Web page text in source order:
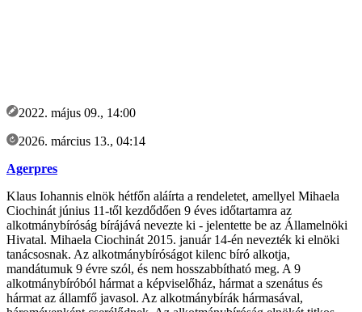
2022. május 09., 14:00
2026. március 13., 04:14
Agerpres
Klaus Iohannis elnök hétfőn aláírta a rendeletet, amellyel Mihaela
Ciochinát június 11-től kezdődően 9 éves időtartamra az
alkotmánybíróság bírájává nevezte ki - jelentette be az Államelnöki
Hivatal. Mihaela Ciochinát 2015. január 14-én nevezték ki elnöki
tanácsosnak. Az alkotmánybíróságot kilenc bíró alkotja,
mandátumuk 9 évre szól, és nem hosszabbítható meg. A 9
alkotmánybíróból hármat a képviselőház, hármat a szenátus és
hármat az államfő javasol. Az alkotmánybírák hármasával,